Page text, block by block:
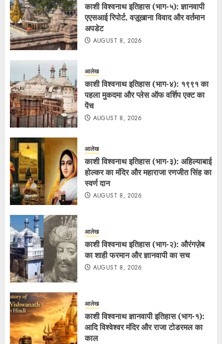
काशी विश्वनाथ इतिहास (भाग-५): ज्ञानवापी
एएसआई रिपोर्ट, वज़ूखाना विवाद और वर्तमान
अपडेट
AUGUST 8, 2026
आलेख
काशी विश्वनाथ इतिहास (भाग-४): १९९१ का
पहला मुकदमा और प्लेस ऑफ वर्शिप एक्ट का
पेंच
AUGUST 8, 2026
आलेख
काशी विश्वनाथ इतिहास (भाग-३): अहिल्याबाई
होल्कर का मंदिर और महाराजा रणजीत सिंह का
स्वर्ण दान
AUGUST 8, 2026
आलेख
काशी विश्वनाथ इतिहास (भाग-२): औरंगज़ेब
का शाही फरमान और ज्ञानवापी का सच
AUGUST 8, 2026
आलेख
काशी विश्वनाथ ज्ञानवापी इतिहास (भाग-१):
आदि विश्वेश्वर मंदिर और राजा टोडरमल का
काल